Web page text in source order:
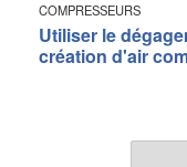
COMPRESSEURS
Utiliser le
création d'air